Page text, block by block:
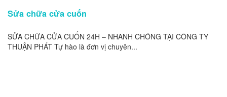
Sửa chữa cửa cuốn
SỬA CHỮA CỬA CUỐN 24H – NHANH CHÓNG TẠI CÔNG TY
THUẬN PHÁT Tự hào là đơn vị chuyên...